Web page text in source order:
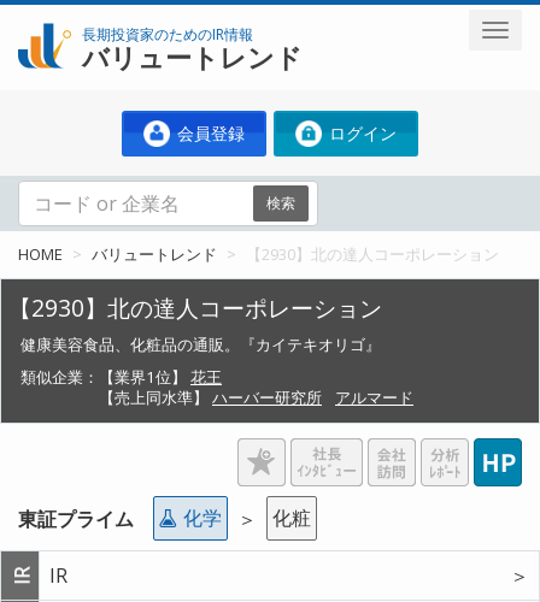
長期投資家のためのIR情報
バリュートレンド
会員登録 ログイン
検索
HOME バリュートレンド 【2930】北の達人コーポレーション
【2930】北の達人コーポレーション
健康美容食品、化粧品の通販。『カイテキオリゴ』
類似企業：
【業界1位】
花王
【売上同水準】
ハーバー研究所 アルマード
東証プライム 化学 ＞ 化粧
IR IR ＞